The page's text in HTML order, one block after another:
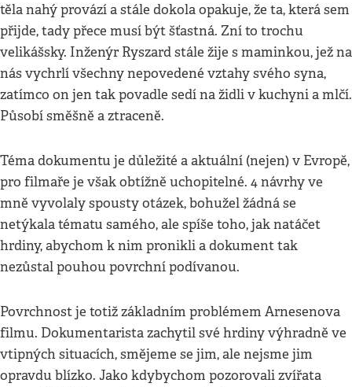
těla nahý provází a stále dokola opakuje, že ta, která sem
přijde, tady přece musí být šťastná. Zní to trochu
velikášsky. Inženýr Ryszard stále žije s maminkou, jež na
nás vychrlí všechny nepovedené vztahy svého syna,
zatímco on jen tak povadle sedí na židli v kuchyni a mlčí.
Působí směšně a ztraceně.
Téma dokumentu je důležité a aktuální (nejen) v Evropě,
pro filmaře je však obtížně uchopitelné. 4 návrhy ve
mně vyvolaly spousty otázek, bohužel žádná se
netýkala tématu samého, ale spíše toho, jak natáčet
hrdiny, abychom k nim pronikli a dokument tak
nezůstal pouhou povrchní podívanou.
Povrchnost je totiž základním problémem Arnesenova
filmu. Dokumentarista zachytil své hrdiny výhradně ve
vtipných situacích, smějeme se jim, ale nejsme jim
opravdu blízko. Jako kdybychom pozorovali zvířata